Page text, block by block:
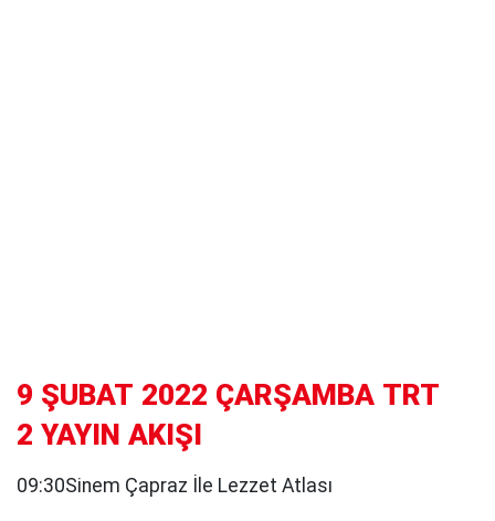
9 ŞUBAT 2022 ÇARŞAMBA TRT
2 YAYIN AKIŞI
09:30Sinem Çapraz İle Lezzet Atlası